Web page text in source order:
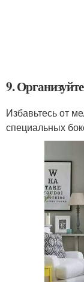
9.
Избавьтесь от
специальных